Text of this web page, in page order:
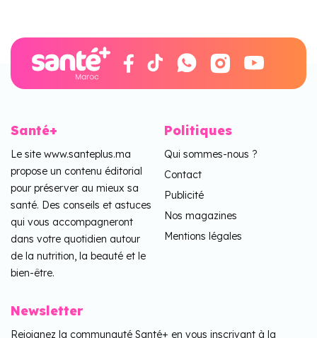
Santé+
Le site www.santeplus.ma
propose un contenu éditorial
pour préserver au mieux sa
santé. Des conseils et astuces
qui vous accompagneront
dans votre quotidien autour
de la nutrition, la beauté et le
bien-être.
Politiques
Qui sommes-nous ?
Contact
Publicité
Nos magazines
Mentions légales
Newsletter
Rejoignez la communauté Santé+ en vous inscrivant à la